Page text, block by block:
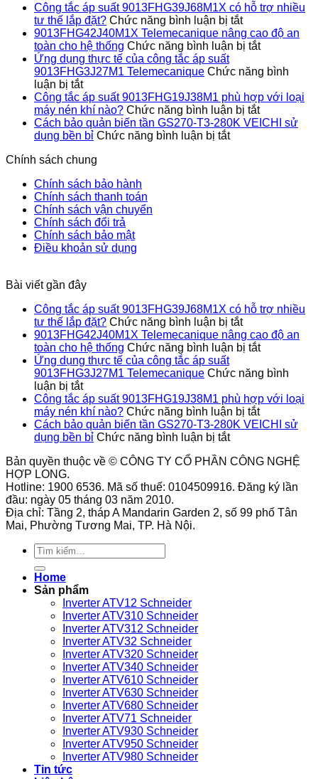
Công tắc áp suất 9013FHG39J68M1X có hỗ trợ nhiều
tư thế lắp đặt? Chức năng bình luận bị tắtở
Công
tắc
suất
có
hỗ
trợ
9013FHG42J40M1X Telemecanique nâng cao độ an
toàn cho hệ thống Chức năng bình luận bị tắtở
cao
độ
an
Ứng dụng thực tế của công tắc áp suất
9013FHG3J27M1 Telemecanique Chức năng bình
luận bị tắtở
Ứng
dụng
thực
tế
công
áp
suất
9013FHG3J27M1
Telemecanique
Công tắc áp suất 9013FHG19J38M1 phù hợp với loại
máy nén khí nào? Chức năng bình luận bị tắtở
Công
Cách bảo quản biến tần GS270-T3-280K VEICHI sử
dụng bền bỉ Chức năng bình luận bị tắtở
bỉ
Chính sách chung
Chính sách bảo hành
Chính sách thanh toán
Chính sách vận chuyển
Chính sách đổi trả
Chính sách bảo mật
Điều khoản sử dụng
Bài viết gần đây
Công tắc áp suất 9013FHG39J68M1X có hỗ trợ nhiều
tư thế lắp đặt? Chức năng bình luận bị tắtở
Công
tắc
suất
có
hỗ
trợ
thế
đặt?
9013FHG42J40M1X Telemecanique nâng cao độ an
toàn cho hệ thống Chức năng bình luận bị tắtở
cao
độ
an
hệ
Ứng dụng thực tế của công tắc áp suất
9013FHG3J27M1 Telemecanique Chức năng bình
luận bị tắtở
Ứng
dụng
thực
tế
công
áp
suất
9013FHG3J27M1
Telemecanique
Công tắc áp suất 9013FHG19J38M1 phù hợp với loại
máy nén khí nào? Chức năng bình luận bị tắtở
Công
suất
phù
với
Cách bảo quản biến tần GS270-T3-280K VEICHI sử
dụng bền bỉ Chức năng bình luận bị tắtở
bảo
biến
GS270-
Bản quyền thuộc về © CÔNG TY CỔ PHẦN CÔNG NGHỆ
HỢP LONG.
Hotline: 1900 6536. Mã số thuế: 0104509916. Đăng ký lần
đầu: ngày 05 tháng 03 năm 2010.
Địa chỉ: Tầng 2, tháp A Mandarin Garden 2, số 99 phố Tân
Mai, Phường Tương Mai, TP. Hà Nội.
Tìm
kiếm:
Home
Sản phẩm
Inverter ATV12 Schneider
Inverter ATV310 Schneider
Inverter ATV312 Schneider
Inverter ATV32 Schneider
Inverter ATV320 Schneider
Inverter ATV340 Schneider
Inverter ATV610 Schneider
Inverter ATV630 Schneider
Inverter ATV680 Schneider
Inverter ATV71 Schneider
Inverter ATV930 Schneider
Inverter ATV950 Schneider
Inverter ATV980 Schneider
Tin tức